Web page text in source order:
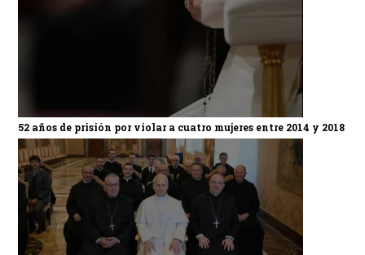
52 años de prisión por violar a cuatro mujeres entre 2014 y 2018